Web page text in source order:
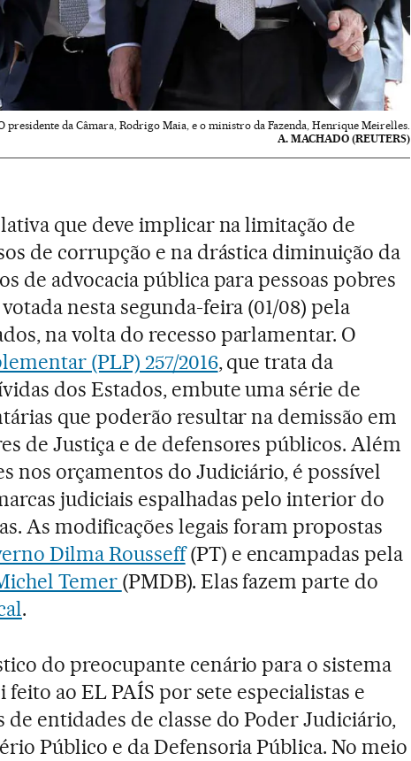
presidente da Câmara, Rodrigo Maia, e o ministro da Fazenda, Henrique Meirelles.
A. MACHADO (REUTERS)
que deve implicar na limitação de
de corrupção e na drástica diminuição da
de advocacia pública para pessoas pobres
nesta segunda-feira (01/08) pela
na volta do recesso parlamentar. O
(PLP) 257/2016, que trata da
dos Estados, embute uma série de
que poderão resultar na demissão em
de Justiça e de defensores públicos. Além
nos orçamentos do Judiciário, é possível
judiciais espalhadas pelo interior do
As modificações legais foram propostas
Dilma Rousseff(PT) e encampadas pela
Temer (PMDB). Elas fazem parte do
.
do preocupante cenário para o sistema
ao EL PAÍS por sete especialistas e
de entidades de classe do Poder Judiciário,
Público e da Defensoria Pública. No meio